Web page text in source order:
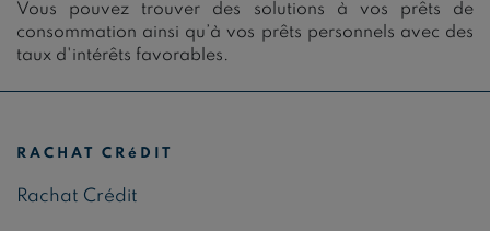
Vous pouvez trouver des solutions à vos prêts de
consommation ainsi qu’à vos prêts personnels avec des
taux d'intérêts favorables.
RACHAT CRéDIT
Rachat Crédit